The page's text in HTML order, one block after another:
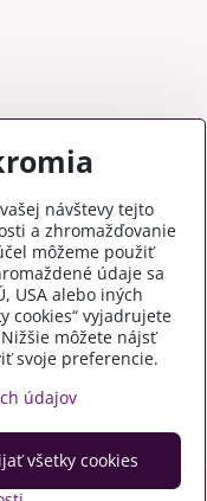
návštevy tejto
a zhromažďovanie
môžeme použiť
údaje sa
USA alebo iných
cookies“ vyjadrujete
môžete nájsť
svoje preferencie.
údajov
všetky cookies